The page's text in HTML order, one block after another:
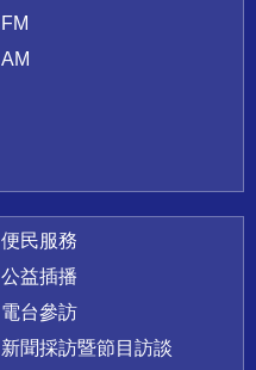
FM
AM
便民服務
公益插播
電台參訪
新聞採訪暨節目訪談